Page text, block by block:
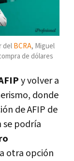
del BCRA, Miguel
de dólares
y volver a
donde
de AFIP de
se podría
otra opción